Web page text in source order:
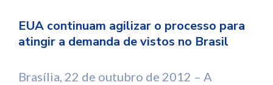
EUA continuam agilizar o processo para
atingir a demanda de vistos no Brasil
Brasília, 22 de outubro de 2012 – A